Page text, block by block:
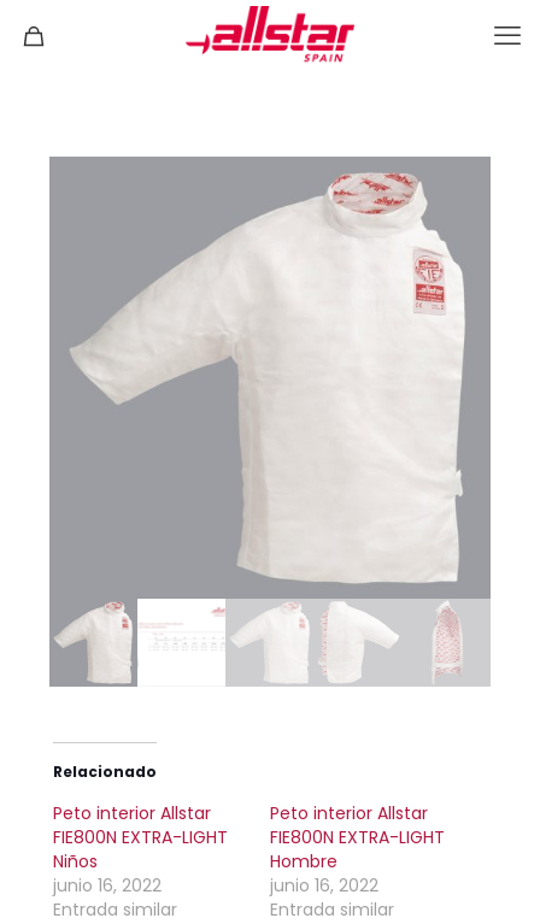
Relacionado
Peto interior Allstar
FIE800N EXTRA-LIGHT
Niños
junio 16, 2022
Entrada similar
Peto interior Allstar
FIE800N EXTRA-LIGHT
Hombre
junio 16, 2022
Entrada similar